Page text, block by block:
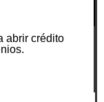
abrir crédito